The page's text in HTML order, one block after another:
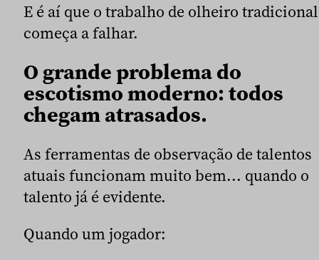
E é aí que o trabalho de olheiro tradicional
começa a falhar.
O grande problema do
escotismo moderno: todos
chegam atrasados.
As ferramentas de observação de talentos
atuais funcionam muito bem... quando o
talento já é evidente.
Quando um jogador: